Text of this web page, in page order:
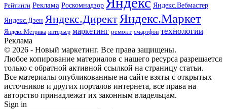
Рейтинги Реклама Роскомнадзор Яндекс.Вебмастер
Яндекс.Дзен Яндекс.ДиректЯндекс.Маркет
Яндекс.Метрика интерьер маркетинг ремонт смартфон технологии
Реклама
© 2026 - Новый маркетинг. Все права защищены.
Любое копирование материалов с нашего ресурса разрешается
только с обратной активной ссылкой на страницу статьи.
Все материалы опубликованные на сайте взяты с открытых
источников и других порталов интернета, все права на
авторство принадлежат их законным владельцам.
Sign in